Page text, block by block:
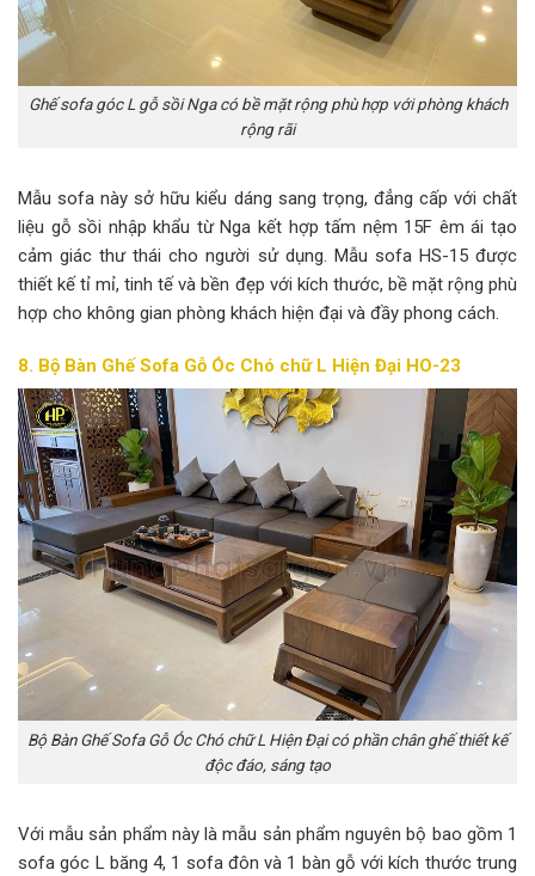
Ghế sofa góc L gỗ sồi Nga có bề mặt rộng phù hợp với phòng khách
rộng rãi
Mẫu sofa này sở hữu kiểu dáng sang trọng, đẳng cấp với chất
liệu gỗ sồi nhập khẩu từ Nga kết hợp tấm nệm 15F êm ái tạo
cảm giác thư thái cho người sử dụng. Mẫu sofa HS-15 được
thiết kế tỉ mỉ, tinh tế và bền đẹp với kích thước, bề mặt rộng phù
hợp cho không gian phòng khách hiện đại và đầy phong cách.
8. Bộ Bàn Ghế Sofa Gỗ Óc Chó chữ L Hiện Đại HO-23
Bộ Bàn Ghế Sofa Gỗ Óc Chó chữ L Hiện Đại có phần chân ghế thiết kế
độc đáo, sáng tạo
Với mẫu sản phẩm này là mẫu sản phẩm nguyên bộ bao gồm 1
sofa góc L băng 4, 1 sofa đôn và 1 bàn gỗ với kích thước trung